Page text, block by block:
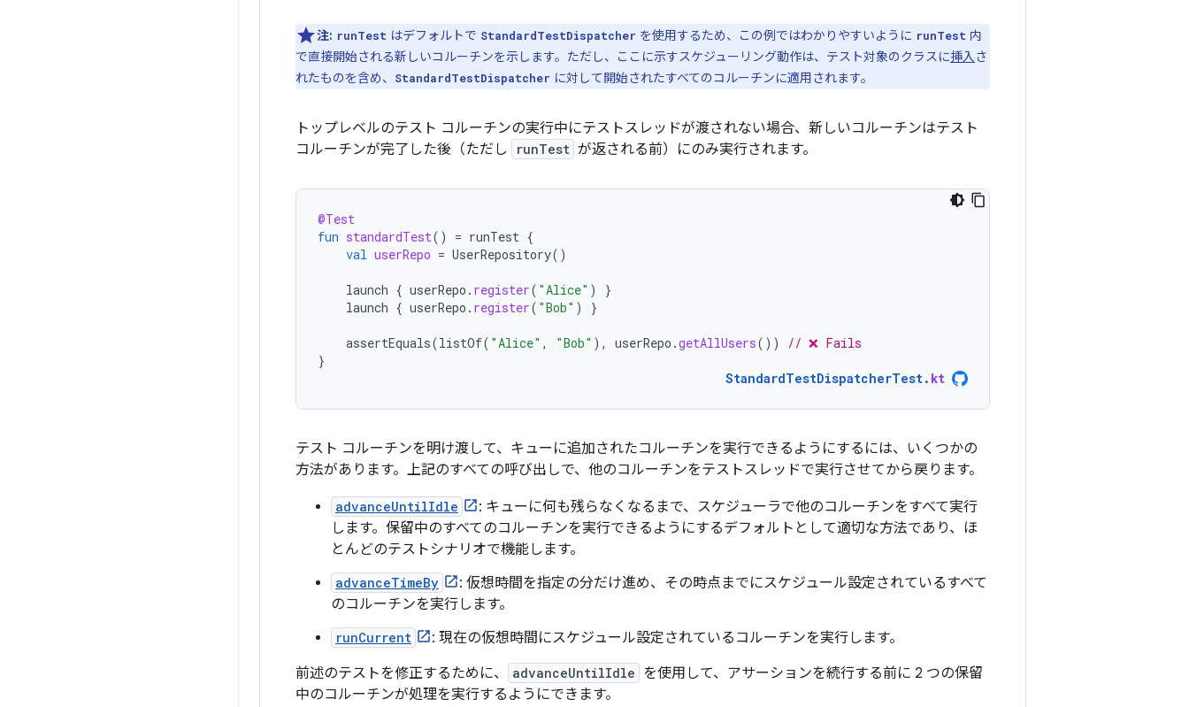
注: runTest はデフォルトで StandardTestDispatcher を使用するため、この例ではわかりやすいように runTest 内
で直接開始される新しいコルーチンを示します。ただし、ここに示すスケジューリング動作は、テスト対象のクラスに挿入さ
れたものを含め、
StandardTestDispatcher に対して開始されたすべてのコルーチンに適用されます。
トップレベルのテスト コルーチンの実行中にテストスレッドが渡されない場合、新しいコルーチンはテスト
コルーチンが完了した後（ただし
runTest が返される前）にのみ実行されます。
@Test
fun standardTest() = runTest {
val userRepo = UserRepository()
launch { userRepo . register( "Alice" )
}
launch { userRepo . register( "Bob" ) }
assertEquals(listOf( "Alice" , "Bob" ), userRepo .getAllUsers())
// ❌ Fails
}
StandardTestDispatcherTest. kt
テスト コルーチンを明け渡して、キューに追加されたコルーチンを実行できるようにするには、いくつかの
方法があります。上記のすべての呼び出しで、他のコルーチンをテストスレッドで実行させてから戻ります。
advanceUntilIdle
: キューに何も残らなくなるまで、スケジューラで他のコルーチンをすべて実行
します。保留中のすべてのコルーチンを実行できるようにするデフォルトとして適切な方法であり、ほ
とんどのテストシナリオで機能します。
advanceTimeBy
: 仮想時間を指定の分だけ進め、その時点までにスケジュール設定されているすべて
のコルーチンを実行します。
runCurrent
: 現在の仮想時間にスケジュール設定されているコルーチンを実行します。
前述のテストを修正するために、
advanceUntilIdle を使用して、アサーションを続行する前に 2 つの保留
中のコルーチンが処理を実行するようにできます。